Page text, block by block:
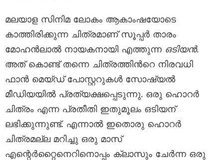
മലയാള സിനിമ ലോകം ആകാംഷയോടെ
കാത്തിരിക്കുന്ന ചിത്രമാണ് സൂപ്പർ താരം
മോഹൻലാൽ നായകനായി എത്തുന്ന ഒടിയൻ.
അത് കൊണ്ട് തന്നെ ചിത്രത്തിന്‍റെ നിരവധി
ഫാൻ മെയ്ഡ് പോസ്റ്ററുകൾ സോഷ്യൽ
മീഡിയയിൽ പ്രത്യക്ഷപ്പെടുന്നു. ഒരു ഹൊറർ
ചിത്രം എന്ന പ്രതീതി ഇതുമൂലം ഒടിയന്
ലഭിക്കുന്നുണ്ട്. എന്നാൽ ഇതൊരു ഹൊറർ
ചിത്രമല്ല മറിച്ചു ഒരു മാസ്
എന്റെർറ്റൈനെറിനൊപ്പം ക്ലാസും ചേർന്ന ഒരു